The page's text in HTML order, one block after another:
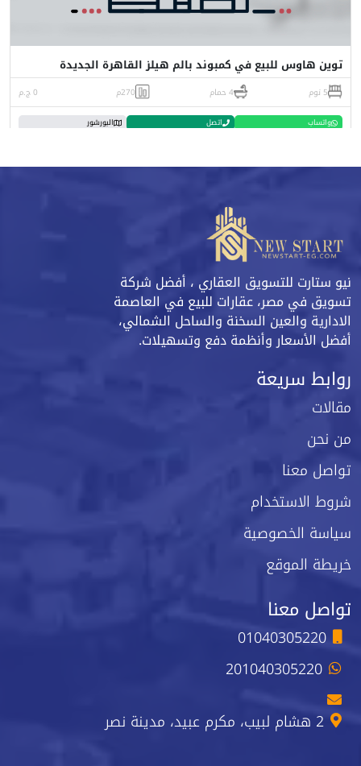
توين هاوس للبيع في كمبوند بالم هيلز القاهرة الجديدة
5 نوم 4 حمام 270م 0 ج.م
واتساب اتصل البورشور
نيو ستارت للتسويق العقاري ، أفضل شركة
تسويق في مصر، عقارات للبيع في العاصمة
الادارية والعين السخنة والساحل الشمالي،
أفضل الأسعار وأنظمة دفع وتسهيلات.
روابط سريعة
مقالات
من نحن
تواصل معنا
شروط الاستخدام
سياسة الخصوصية
خريطة الموقع
تواصل معنا
01040305220
201040305220
2 هشام لبيب، مكرم عبيد، مدينة نصر